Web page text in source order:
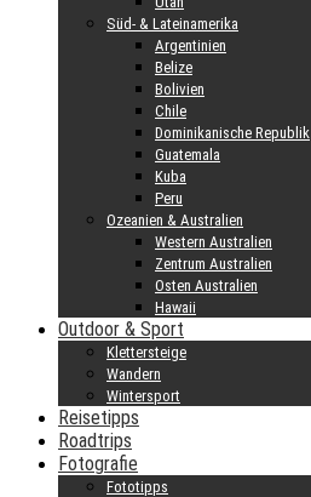
Süd- & Lateinamerika
Argentinien
Belize
Bolivien
Chile
Dominikanische Republik
Guatemala
Kuba
Peru
Ozeanien & Australien
Western Australien
Zentrum Australien
Osten Australien
Hawaii
Outdoor & Sport
Klettersteige
Wandern
Wintersport
Reisetipps
Roadtrips
Fotografie
Fototipps